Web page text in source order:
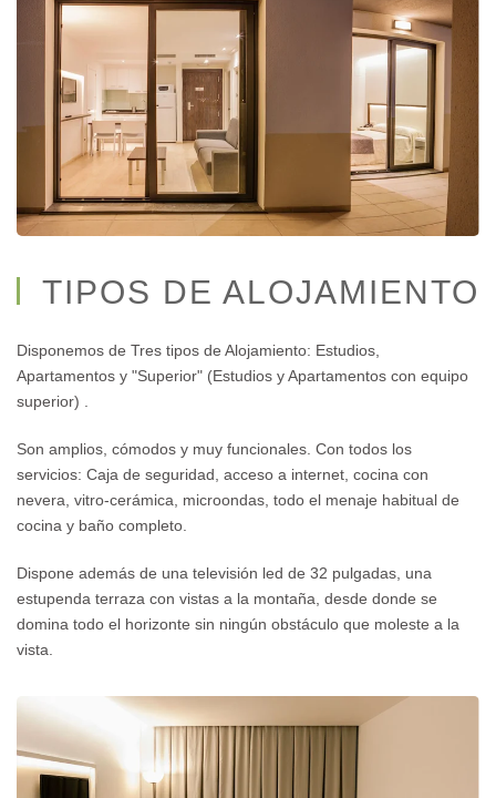
TIPOS DE ALOJAMIENTO
Disponemos de Tres tipos de Alojamiento: Estudios,
Apartamentos y "Superior" (Estudios y Apartamentos con equipo
superior) .
Son amplios, cómodos y muy funcionales. Con todos los
servicios: Caja de seguridad, acceso a internet, cocina con
nevera, vitro-cerámica, microondas, todo el menaje habitual de
cocina y baño completo.
Dispone además de una televisión led de 32 pulgadas, una
estupenda terraza con vistas a la montaña, desde donde se
domina todo el horizonte sin ningún obstáculo que moleste a la
vista.